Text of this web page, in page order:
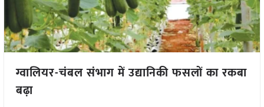
ग्वालियर-चंबल संभाग में उद्यानिकी फसलों का रकबा
बढ़ा